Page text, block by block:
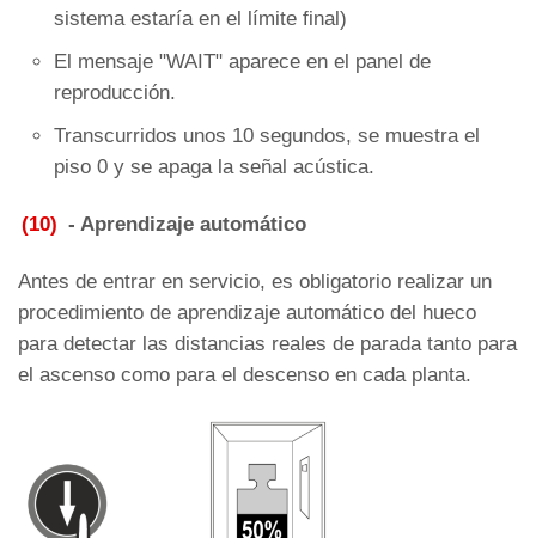
sistema estaría en el límite final)
El mensaje "WAIT" aparece en el panel de
reproducción.
Transcurridos unos 10 segundos, se muestra el
piso 0 y se apaga la señal acústica.
(10) - Aprendizaje automático
Antes de entrar en servicio, es obligatorio realizar un
procedimiento de aprendizaje automático del hueco
para detectar las distancias reales de parada tanto para
el ascenso como para el descenso en cada planta.